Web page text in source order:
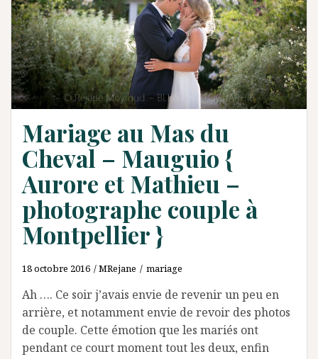
Mariage au Mas du
Cheval – Mauguio {
Aurore et Mathieu –
photographe couple à
Montpellier }
18 octobre 2016 MRejane mariage
Ah …. Ce soir j’avais envie de revenir un peu en
arrière, et notamment envie de revoir des photos
de couple. Cette émotion que les mariés ont
pendant ce court moment tout les deux, enfin